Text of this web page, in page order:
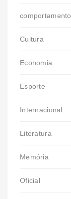
comportamento
Cultura
Economia
Esporte
Internacional
Literatura
Memória
Oficial